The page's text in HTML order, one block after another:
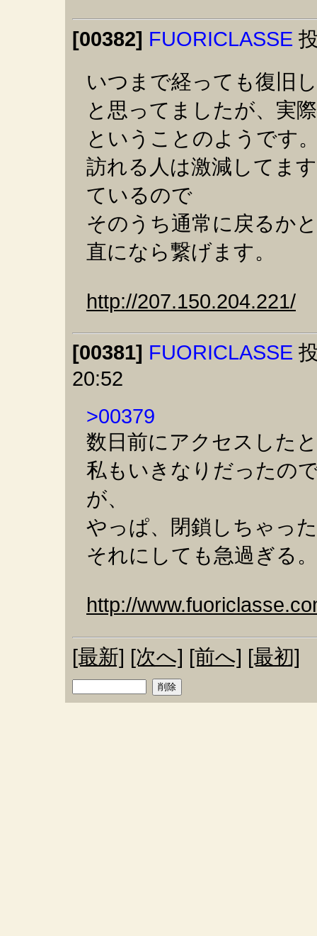
[00382] FUORICLASSE
いつまで経っても復旧
と思ってましたが、実
ということのようです
訪れる人は激減してま
ているので
そのうち通常に戻るか
直になら繋げます。
http://207.150.204.221/
[00381] FUORICLASSE
20:52
>00379
数日前にアクセスした
私もいきなりだったの
が、
やっぱ、閉鎖しちゃっ
それにしても急過ぎる。
http://
[最新] [次へ] [前へ] [最初]